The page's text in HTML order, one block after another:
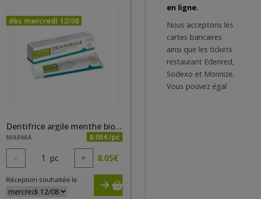
dès mercredi 12/08
Dentifrice argile menthe bio 75ml Cattier
MARMA 8.05€/pc
- 1 pc + 8.05€
Réception souhaitée le
en ligne.
Nous acceptons les
cartes bancaires
ainsi que les tickets
restaurant Edenred,
Sodexo et Monnize.
Vous pouvez égal